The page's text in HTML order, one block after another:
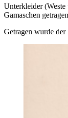
Unterkleider
Gamaschen
Getragen wurde